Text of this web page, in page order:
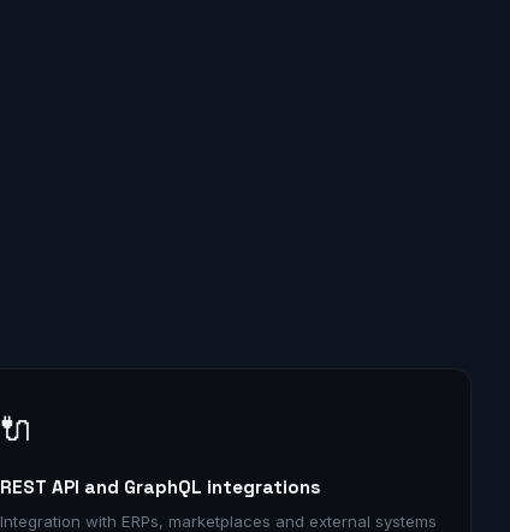
🔌
REST API and GraphQL integrations
Integration with ERPs, marketplaces and external systems